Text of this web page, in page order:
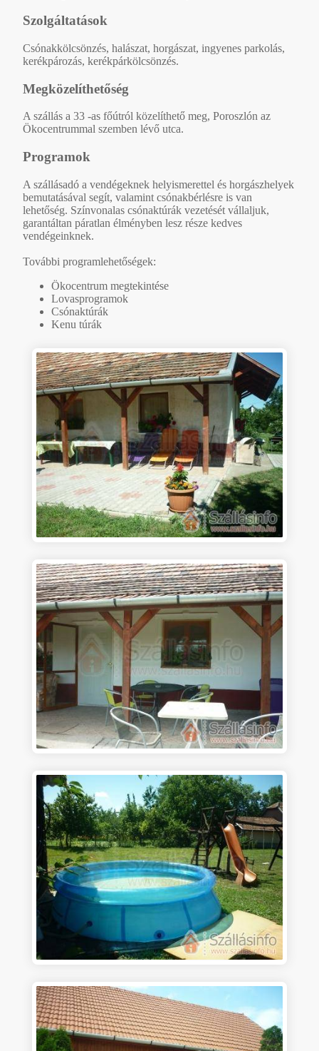
Szolgáltatások
Csónakkölcsönzés, halászat, horgászat, ingyenes parkolás,
kerékpározás, kerékpárkölcsönzés.
Megközelíthetőség
A szállás a 33 -as főútról közelíthető meg, Poroszlón az
Ökocentrummal szemben lévő utca.
Programok
A szállásadó a vendégeknek helyismerettel és horgászhelyek
bemutatásával segít, valamint csónakbérlésre is van
lehetőség. Színvonalas csónaktúrák vezetését vállaljuk,
garantáltan páratlan élményben lesz része kedves
vendégeinknek.
További programlehetőségek:
Ökocentrum megtekintése
Lovasprogramok
Csónaktúrák
Kenu túrák